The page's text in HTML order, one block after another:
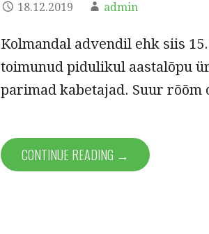
18.12.2019 admin
Kolmandal advendil ehk siis
toimunud pidulikul aastalõpu
parimad kabetajad. Suur rõõm
CONTINUE READING →